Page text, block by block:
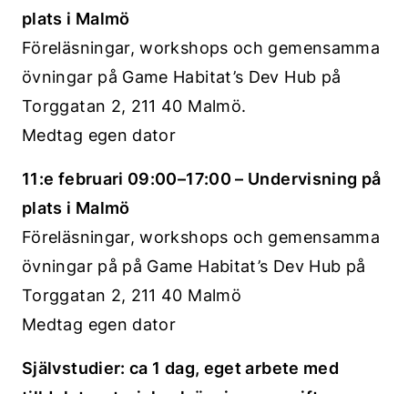
plats i Malmö
Föreläsningar, workshops och gemensamma
övningar på Game Habitat’s Dev Hub på
Torggatan 2, 211 40 Malmö.
Medtag egen dator
11:e februari 09:00–17:00 – Undervisning på
plats i Malmö
Föreläsningar, workshops och gemensamma
övningar på på Game Habitat’s Dev Hub på
Torggatan 2, 211 40 Malmö
Medtag egen dator
Självstudier: ca 1 dag, eget arbete med